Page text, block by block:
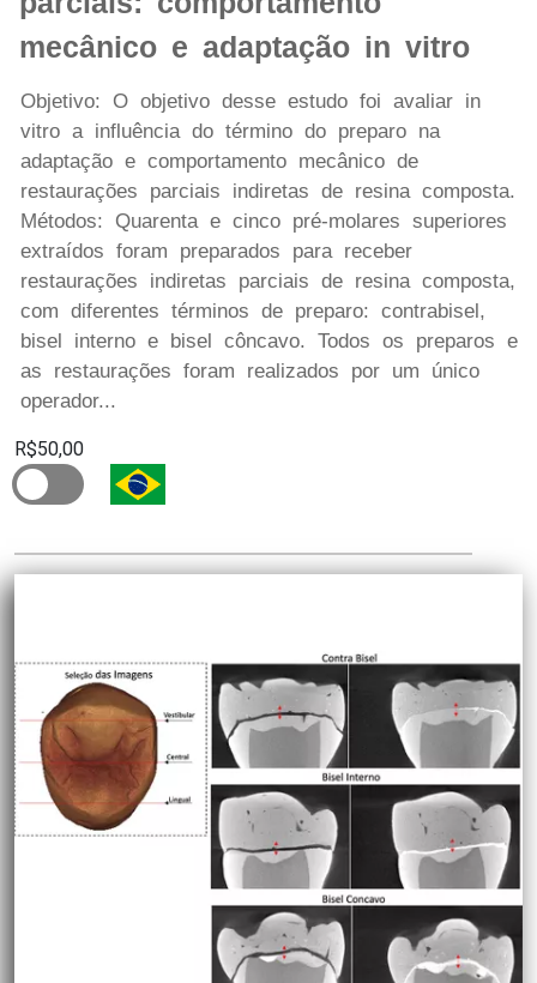
mecânico e adaptação in vitro
Objetivo: O objetivo desse estudo foi avaliar in
vitro a influência do término do preparo na
adaptação e comportamento mecânico de
restaurações parciais indiretas de resina composta.
Métodos: Quarenta e cinco pré-molares superiores
extraídos foram preparados para receber
restaurações indiretas parciais de resina composta,
com diferentes términos de preparo: contrabisel,
bisel interno e bisel côncavo. Todos os preparos e
as restaurações foram realizados por um único
operador...
R$50,00